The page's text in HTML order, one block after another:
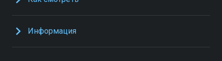
Информация